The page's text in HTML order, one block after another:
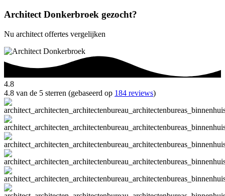
Architect Donkerbroek gezocht?
Nu architect offertes vergelijken
4.8
4.8 van de 5 sterren (gebaseerd op 184 reviews)